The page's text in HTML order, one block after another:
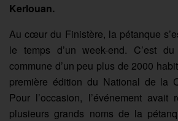
Kerlouan.
Au cœur du Finistère, la pétanque
le temps d’un week-end. C’est
commune d’un peu plus de 2000
première édition du National de la
Pour l’occasion, l’événement avait
plusieurs grands noms de la